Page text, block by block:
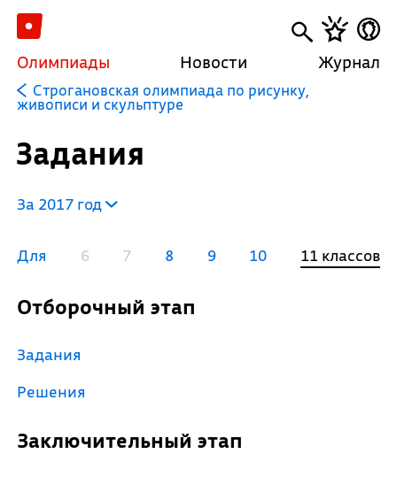
Олимпиады Новости Журнал
Строгановская олимпиада по рисунку,
живописи и скульптуре
Задания
За 2017 год
Для 6 7 8 9 10 11 классов
Отборочный этап
Задания
Решения
Заключительный этап